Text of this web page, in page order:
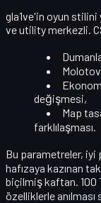
gla1ve'in oyun stilini
ve utility merkezli.
değişmesi,
Map
farklılaşması.
Bu parametreler, iyi
hafızaya kazınan
biçilmiş kaftan. 100
özelliklerle